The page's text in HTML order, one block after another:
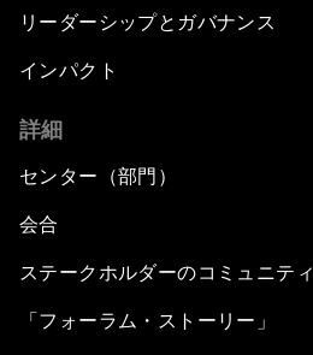
リーダーシップとガバナンス
インパクト
詳細
センター（部門）
会合
ステークホルダーのコミュニティ
「フォーラム・ストーリー」